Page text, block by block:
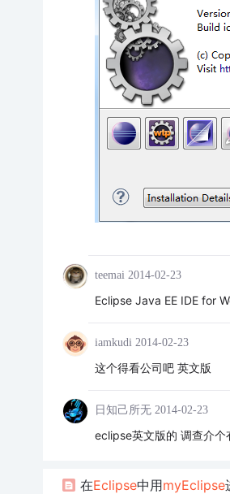
teemai 2014-02-23
Eclipse Java EE IDE for
iamkudi 2014-02-23
这个得看公司吧 英文版
日知己所无 2014-02-23
eclipse英文版的 调查介个
在Eclipse中用myEclipse